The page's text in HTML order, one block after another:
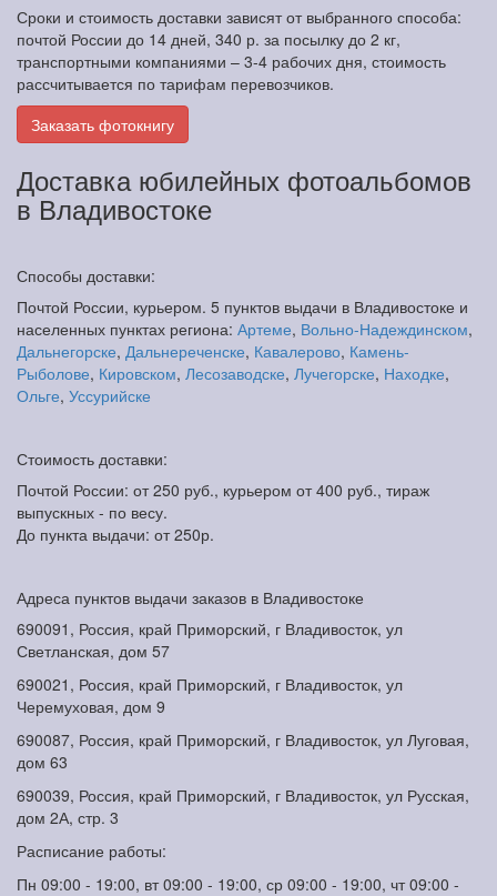
Сроки и стоимость доставки зависят от выбранного способа:
почтой России до 14 дней, 340 р. за посылку до 2 кг,
транспортными компаниями – 3-4 рабочих дня, стоимость
рассчитывается по тарифам перевозчиков.
Заказать фотокнигу
Доставка юбилейных фотоальбомов
в Владивостоке
Способы доставки:
Почтой России, курьером. 5 пунктов выдачи в Владивостоке и
населенных пунктах региона: Артеме, Вольно-Надеждинском,
Дальнегорске, Дальнереченске, Кавалерово, Камень-
Рыболове, Кировском, Лесозаводске, Лучегорске, Находке,
Ольге, Уссурийске
Стоимость доставки:
Почтой России: от 250 руб., курьером от 400 руб., тираж
выпускных - по весу.
До пункта выдачи: от 250р.
Адреса пунктов выдачи заказов в Владивостоке
690091, Россия, край Приморский, г Владивосток, ул
Светланская, дом 57
690021, Россия, край Приморский, г Владивосток, ул
Черемуховая, дом 9
690087, Россия, край Приморский, г Владивосток, ул Луговая,
дом 63
690039, Россия, край Приморский, г Владивосток, ул Русская,
дом 2А, стр. 3
Расписание работы:
Пн 09:00 - 19:00, вт 09:00 - 19:00, ср 09:00 - 19:00, чт 09:00 -